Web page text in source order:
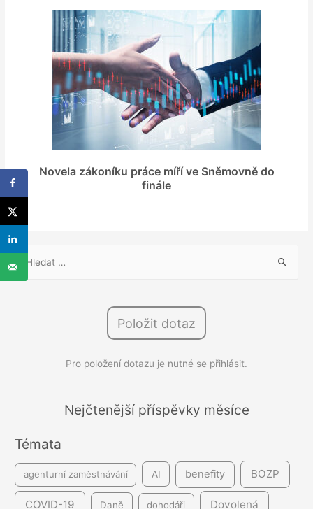
Novela zákoníku práce míří ve Sněmovně do
finále
V
y
í
Položit dotaz
Pro položení dotazu je nutné se přihlásit.
Nejčtenější příspěvky měsíce
Témata
agenturní zaměstnávání AI benefity BOZP
COVID-19 Daně dohodáři Dovolená